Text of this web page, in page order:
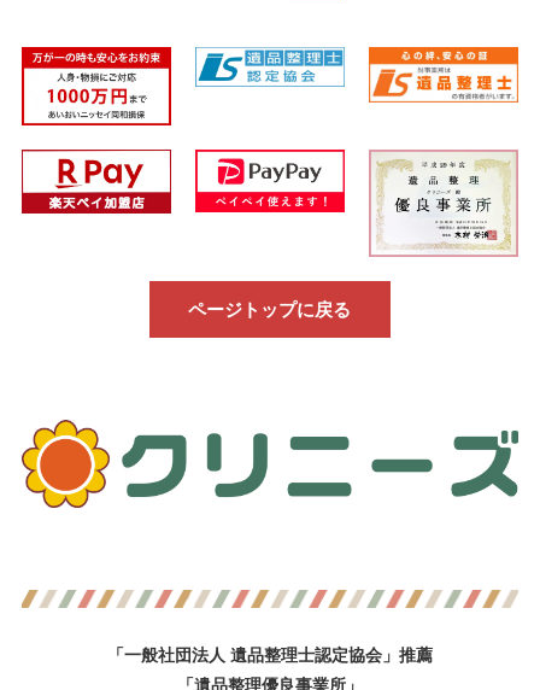
ページトップに戻る
「一般社団法人 遺品整理士認定協会」推薦
「遺品整理優良事業所」